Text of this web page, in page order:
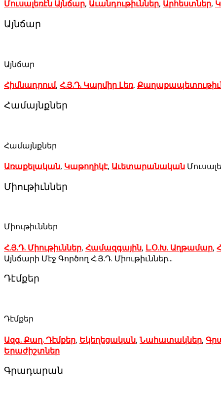
Մուսալեռէն Այնճար, Աւանդութիւններ, Արհեստներ,
Այնճար
Այնճար
Հիմնադրում, Հ.Յ.Դ. Կարմիր Լեռ,
Համայնքներ
Համայնքներ
Առաքելական, Կաթողիկէ, Աւետարանական
Միութիւններ
Միութիւններ
Հ.Յ.Դ. Միութիւններ, Համազգային, Լ.Օ.Խ. Աղթամար,
Այնճարի Մէջ Գործող Հ.Յ.Դ. Միութիւններ...
Դէմքեր
Դէմքեր
Ազգ. Քաղ. Դէմքեր, Եկեղեցական, Նահատակներ,
Երաժիշտներ
Գրադարան